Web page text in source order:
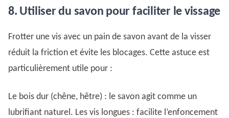
8. Utiliser du savon pour faciliter le vissage
Frotter une vis avec un pain de savon avant de la visser
réduit la friction et évite les blocages. Cette astuce est
particulièrement utile pour :
Le bois dur (chêne, hêtre) : le savon agit comme un
lubrifiant naturel. Les vis longues : facilite l’enfoncement